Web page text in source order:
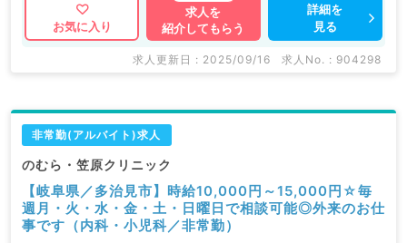
お気に入り
求人を
紹介してもらう
詳細を
見る
求人更新日 : 2025/09/16 求人No. : 904298
非常勤(アルバイト)求人
のむら・笠原クリニック
【岐阜県／多治見市】時給10,000円～15,000円☆毎
週月・火・水・金・土・日曜日で相談可能◎外来のお仕
事です（内科・小児科／非常勤）